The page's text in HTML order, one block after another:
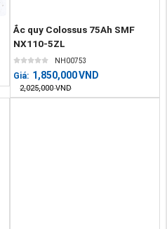
Ắc quy Colossus 75Ah SMF
NX110-5ZL
NH00753
Giá: 1,850,000VND
2,025,000 VND